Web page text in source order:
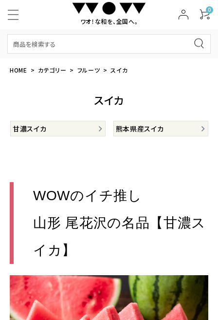
ワオ！な和を、全国へ。
0
HOME カテゴリー フルーツ スイカ
スイカ
甘濃スイカ 熊本県産スイカ
WOWのイチ推し
山形 尾花沢の名品【甘濃ス
イカ】